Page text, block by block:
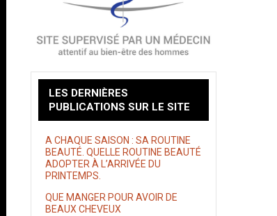
LES DERNIÈRES
PUBLICATIONS SUR LE SITE
A CHAQUE SAISON : SA ROUTINE
BEAUTÉ. QUELLE ROUTINE BEAUTÉ
ADOPTER À L’ARRIVÉE DU
PRINTEMPS.
QUE MANGER POUR AVOIR DE
BEAUX CHEVEUX